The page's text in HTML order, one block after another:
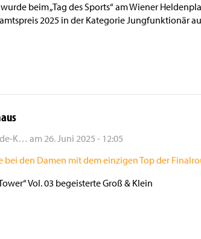
beim „Tag des Sports“ am Wiener
2025 in der Kategorie Jungfunktionär
K… am 26. Juni 2025 - 12:05
Vol. 03 begeisterte Groß & Klein